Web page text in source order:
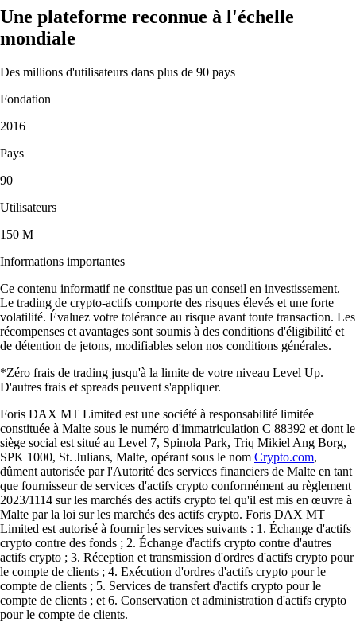
Une plateforme reconnue à l'échelle
mondiale
Des millions d'utilisateurs dans plus de 90 pays
Fondation
2016
Pays
90
Utilisateurs
150 M
Informations importantes
Ce contenu informatif ne constitue pas un conseil en investissement.
Le trading de crypto-actifs comporte des risques élevés et une forte
volatilité. Évaluez votre tolérance au risque avant toute transaction. Les
récompenses et avantages sont soumis à des conditions d'éligibilité et
de détention de jetons, modifiables selon nos conditions générales.
*Zéro frais de trading jusqu'à la limite de votre niveau Level Up.
D'autres frais et spreads peuvent s'appliquer.
Foris DAX MT Limited est une société à responsabilité limitée
constituée à Malte sous le numéro d'immatriculation C 88392 et dont le
siège social est situé au Level 7, Spinola Park, Triq Mikiel Ang Borg,
SPK 1000, St. Julians, Malte, opérant sous le nom Crypto.com,
dûment autorisée par l'Autorité des services financiers de Malte en tant
que fournisseur de services d'actifs crypto conformément au règlement
2023/1114 sur les marchés des actifs crypto tel qu'il est mis en œuvre à
Malte par la loi sur les marchés des actifs crypto. Foris DAX MT
Limited est autorisé à fournir les services suivants : 1. Échange d'actifs
crypto contre des fonds ; 2. Échange d'actifs crypto contre d'autres
actifs crypto ; 3. Réception et transmission d'ordres d'actifs crypto pour
le compte de clients ; 4. Exécution d'ordres d'actifs crypto pour le
compte de clients ; 5. Services de transfert d'actifs crypto pour le
compte de clients ; et 6. Conservation et administration d'actifs crypto
pour le compte de clients.